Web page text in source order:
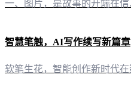
智慧笔触，AI写作续写新篇章